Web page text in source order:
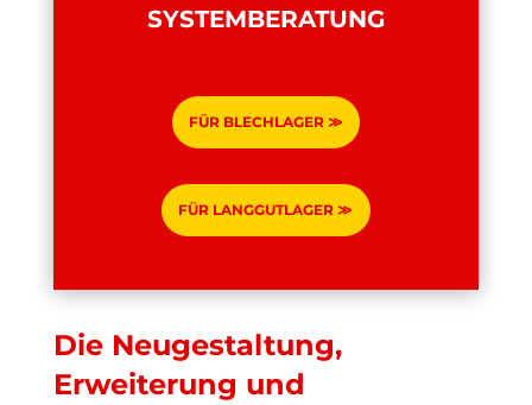
SYSTEMBERATUNG
FÜR BLECHLAGER ≫
FÜR LANGGUTLAGER ≫
Die Neugestaltung,
Erweiterung und